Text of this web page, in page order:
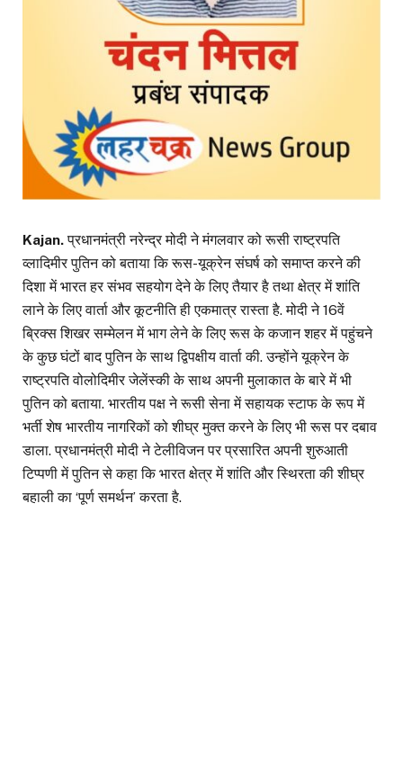
Kajan.प्रधानमंत्री नरेन्द्र मोदी ने मंगलवार को रूसी राष्ट्रपति
व्लादिमीर पुतिन को बताया कि रूस-यूक्रेन संघर्ष को समाप्त करने की
दिशा में भारत हर संभव सहयोग देने के लिए तैयार है तथा क्षेत्र में शांति
लाने के लिए वार्ता और कूटनीति ही एकमात्र रास्ता है. मोदी ने 16वें
ब्रिक्स शिखर सम्मेलन में भाग लेने के लिए रूस के कजान शहर में पहुंचने
के कुछ घंटों बाद पुतिन के साथ द्विपक्षीय वार्ता की. उन्होंने यूक्रेन के
राष्ट्रपति वोलोदिमीर जेलेंस्की के साथ अपनी मुलाकात के बारे में भी
पुतिन को बताया. भारतीय पक्ष ने रूसी सेना में सहायक स्टाफ के रूप में
भर्ती शेष भारतीय नागरिकों को शीघ्र मुक्त करने के लिए भी रूस पर दबाव
डाला. प्रधानमंत्री मोदी ने टेलीविजन पर प्रसारित अपनी शुरुआती
टिप्पणी में पुतिन से कहा कि भारत क्षेत्र में शांति और स्थिरता की शीघ्र
बहाली का ‘पूर्ण समर्थन’ करता है.